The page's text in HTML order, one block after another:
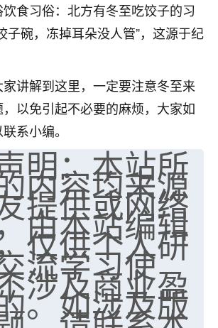
食习俗：北方有冬至吃饺子的习
子碗，冻掉耳朵没人管”，这源于纪
讲解到这里，一定要注意冬至来
以免引起不必要的麻烦，大家如
系小编。
明：本站所
内容均来源
提供或网络
由本站编辑
仅供个人研
流学习使
涉及商业盈
。如涉及版
：我母亲前年离世，刚开始我经常
，后来也是朋友介绍，找到慧来老
超度法事，做梦再也没有梦到过
是半信半疑的，图个心安，给亡母
看来，人不信也不行。
南
？我对这些很感兴趣
西 15